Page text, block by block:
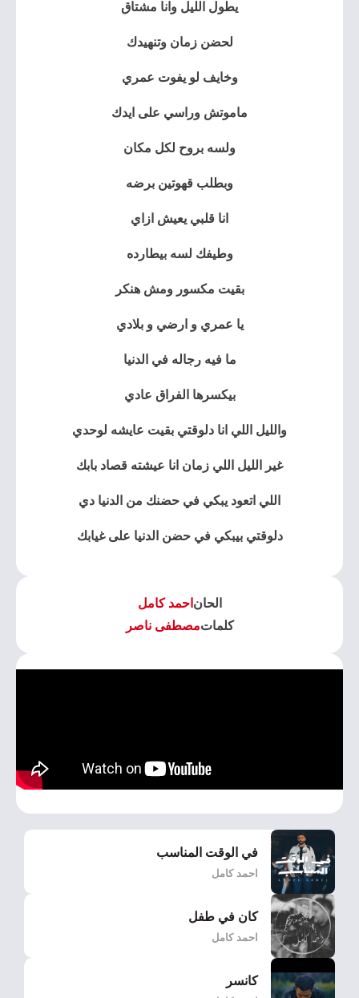
يطول الليل وانا مشتاق
لحضن زمان وتنهيدك
وخايف لو يفوت عمري
ماموتش وراسي على ايدك
ولسه بروح لكل مكان
وبطلب قهوتين برضه
انا قلبي يعيش ازاي
وطيفك لسه بيطارده
بقيت مكسور ومش هنكر
يا عمري و ارضي و بلادي
ما فيه رجاله في الدنيا
بيكسرها الفراق عادي
والليل اللي انا دلوقتي بقيت عايشه لوحدي
غير الليل اللي زمان انا عيشته قصاد بابك
اللي اتعود يبكي في حضنك من الدنيا دي
دلوقتي بيبكي في حضن الدنيا على غيابك
الحان احمد كامل
كلماتمصطفى ناصر
في الوقت المناسب
احمد كامل
كان في طفل
احمد كامل
كانسر